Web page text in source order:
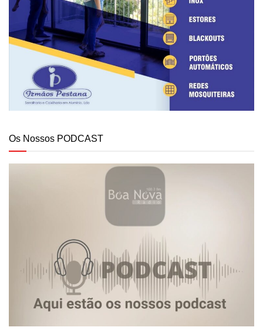
Os Nossos PODCAST